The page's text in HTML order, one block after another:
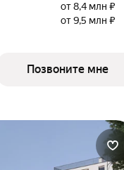
от 8,4 млн ₽
от 9,5 млн ₽
Позвоните мне